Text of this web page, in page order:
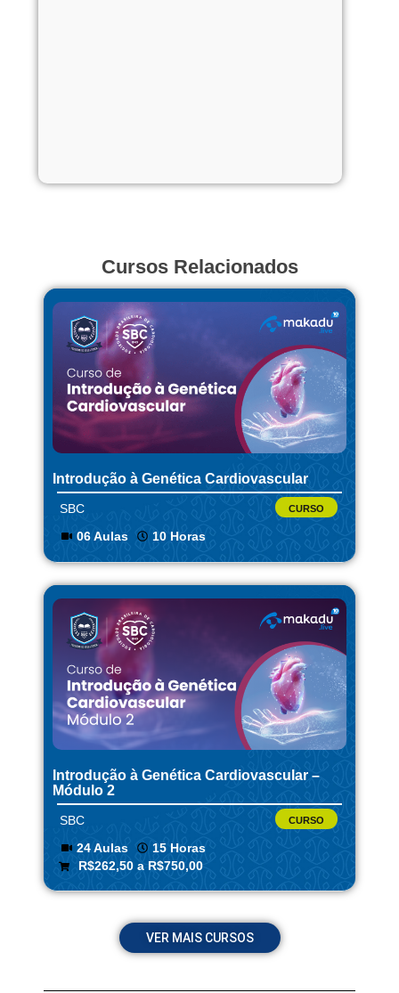
Cursos Relacionados
Introdução à Genética Cardiovascular
SBC CURSO
06 Aulas 10 Horas
Introdução à Genética Cardiovascular –
Módulo 2
SBC CURSO
24 Aulas
15 Horas
R$262,50 a R$750,00
VER MAIS CURSOS